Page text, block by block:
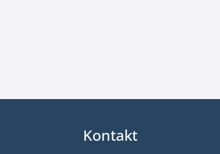
Kontakt